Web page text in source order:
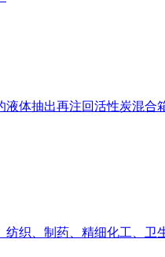
体抽出再注回活性炭混合
织、制药、精细化工、卫